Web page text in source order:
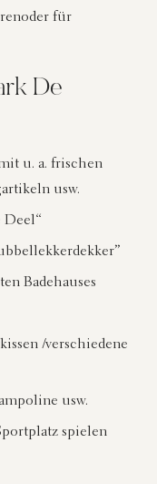
oder für
De
u. a. frischen
usw.
Deel“
Badehauses
/verschiedene
usw.
spielen